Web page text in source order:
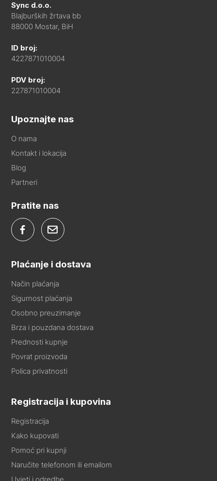
Sync d.o.o.
Blajburških žrtava bb
88000 Mostar, BiH
ID broj:
4227871010004
PDV broj:
227871010004
Upoznajte nas
O nama
Kontakt i lokacija
Blog
Partneri
Pratite nas
Plaćanje i dostava
Način plaćanja
Sigurnost plaćanja
Osobno preuzimanje
Brza i pouzdana dostava
Prednosti kupnje
Povrat proizvoda
Polica privatnosti
Registracija i kupovina
Registracija
Kako kupovati
Pomoć pri kupnji
Naručite telefonom ili emailom